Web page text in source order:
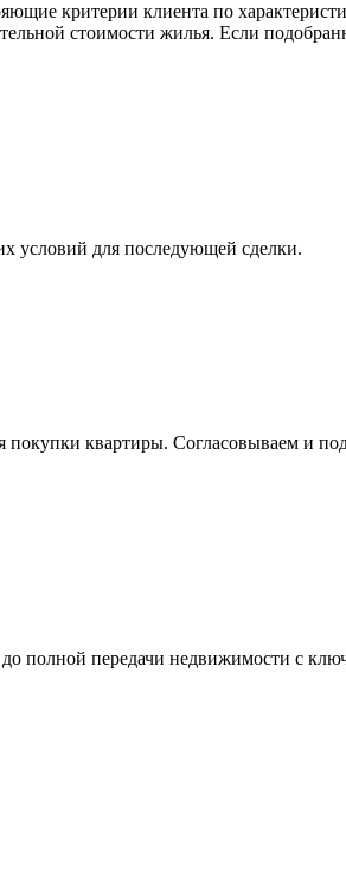
критерии клиента по
стоимости жилья. Если
условий для последующей сделки.
квартиры. Согласовываем и
полной передачи недвижимости с